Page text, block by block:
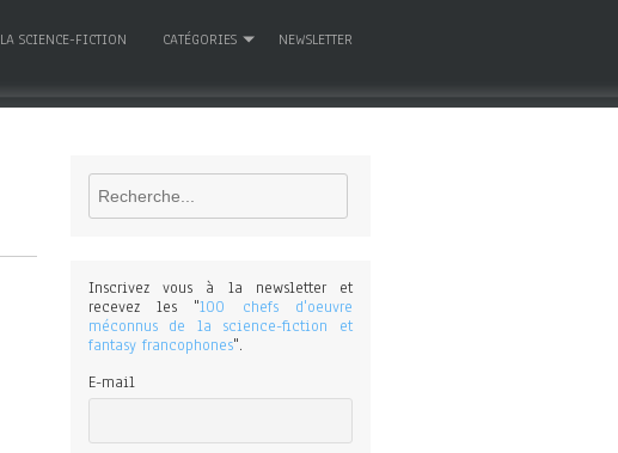
LA SCIENCE-FICTION CATÉGORIES NEWSLETTER
Rechercher
Inscrivez vous à la newsletter et
recevez les "100 chefs d'oeuvre
méconnus de la science-fiction et
fantasy francophones".
E-mail